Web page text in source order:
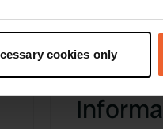
which can be accurate to
and set your
social media features
advertising and
cookies only